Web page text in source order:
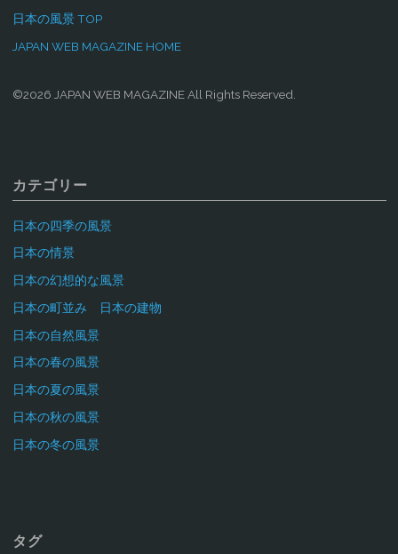
日本の風景 TOP
JAPAN WEB MAGAZINE HOME
©2026 JAPAN WEB MAGAZINE All Rights Reserved.
カテゴリー
日本の四季の風景
日本の情景
日本の幻想的な風景
日本の町並み 日本の建物
日本の自然風景
日本の春の風景
日本の夏の風景
日本の秋の風景
日本の冬の風景
タグ